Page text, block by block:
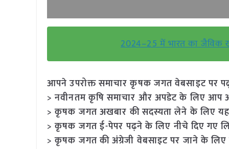
2024–25 में भारत का जैविक
आपने उपरोक्त समाचार कृषक जगत वेबसाइट पर
> नवीनतम कृषि समाचार और अपडेट के लिए
> कृषक जगत अखबार की सदस्यता लेने के लिए
> कृषक जगत ई-पेपर पढ़ने के लिए नीचे दिए गए
> कृषक जगत की अंग्रेजी वेबसाइट पर जाने के